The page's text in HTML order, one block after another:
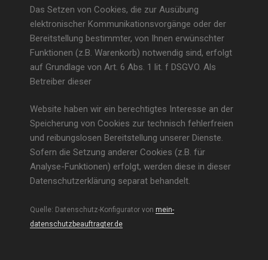
Das Setzen von Cookies, die zur Ausübung
elektronischer Kommunikationsvorgänge oder der
Bereitstellung bestimmter, von Ihnen erwünschter
Funktionen (z.B. Warenkorb) notwendig sind, erfolgt
auf Grundlage von Art. 6 Abs. 1 lit. f DSGVO. Als
Betreiber dieser
Website haben wir ein berechtigtes Interesse an der
Speicherung von Cookies zur technisch fehlerfreien
und reibungslosen Bereitstellung unserer Dienste.
Sofern die Setzung anderer Cookies (z.B. für
Analyse-Funktionen) erfolgt, werden diese in dieser
Datenschutzerklärung separat behandelt.
Quelle: Datenschutz-Konfigurator von mein-
datenschutzbeauftragter.de